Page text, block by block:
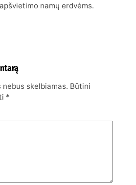
namų erdvėms.
nebus skelbiamas. Būtini
*